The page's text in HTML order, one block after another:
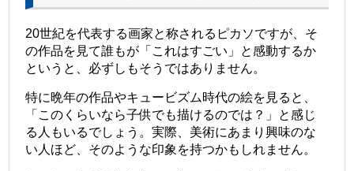
20世紀を代表する画家と称されるピカソですが、そ
の作品を見て誰もが「これはすごい」と感動するか
というと、必ずしもそうではありません。
特に晩年の作品やキュービズム時代の絵を見ると、
「このくらいなら子供でも描けるのでは？」と感じ
る人もいるでしょう。実際、美術にあまり興味のな
い人ほど、そのような印象を持つかもしれません。